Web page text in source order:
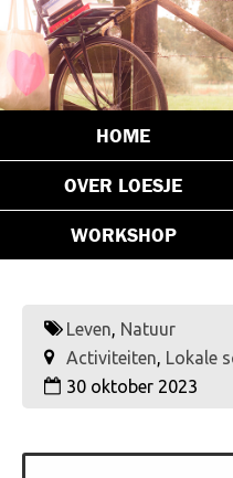
HOME
OVER LOESJE
WORKSHOP
Leven, Natuur
Activiteiten, Lokale
30 oktober 2023